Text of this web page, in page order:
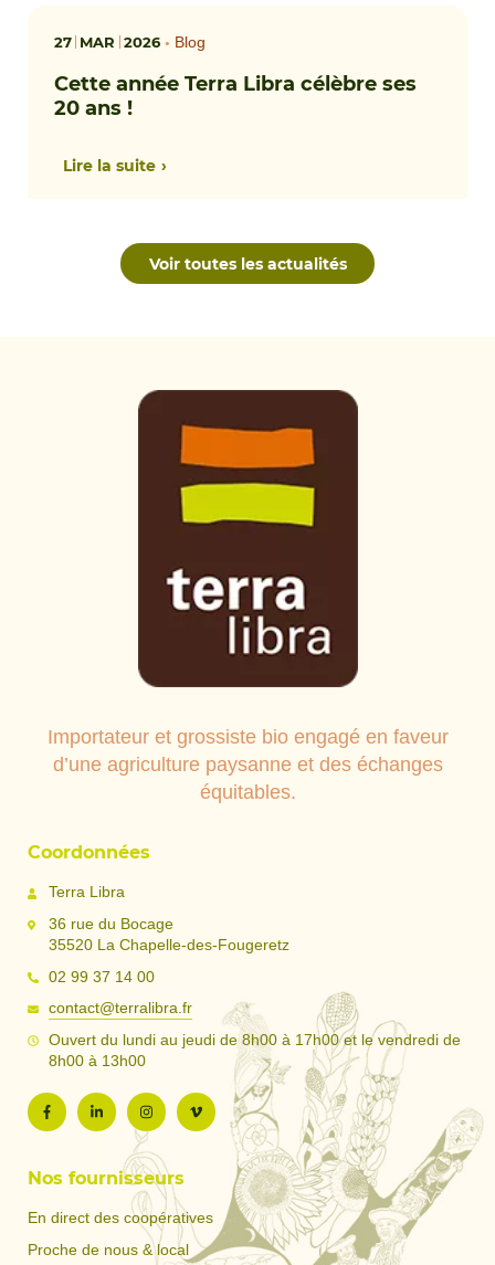
27 MAR 2026• Blog
Cette année Terra Libra célèbre ses
20 ans !
Lire la suite
Voir toutes les actualités
Importateur et grossiste bio engagé en faveur
d’une agriculture paysanne et des échanges
équitables.
Coordonnées
Terra Libra
36 rue du Bocage
35520 La Chapelle-des-Fougeretz
02 99 37 14 00
contact@terralibra.fr
Ouvert du lundi au jeudi de 8h00 à 17h00 et le vendredi de
8h00 à 13h00
Nos fournisseurs
En direct des coopératives
Proche de nous & local